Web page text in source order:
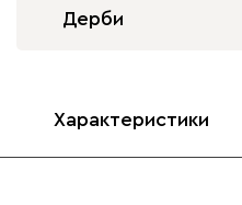
Дерби
Характеристики